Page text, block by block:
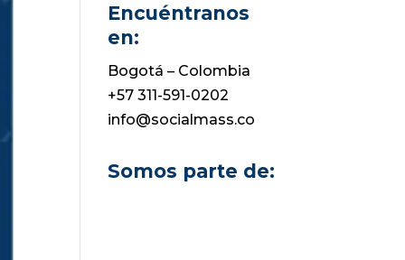
Encuéntranos
en:
Bogotá – Colombia
+57 311-591-0202
info@socialmass.co
Somos parte de: